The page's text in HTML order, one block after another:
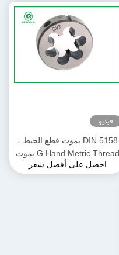
فيديو
DIN 5158 يموت قطع الخيط ،
G Hand Metric Thread يموت
السطح اللامع
احصل على أفضل سعر